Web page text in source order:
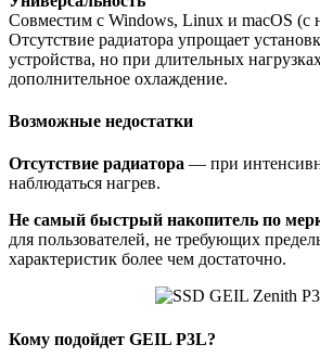
Совместим с Windows, Linux и macOS (с
Отсутствие радиатора упрощает
устройства, но при длительных
дополнительное охлаждение.
Возможные недостатки
Отсутствие радиатора — при
наблюдаться нагрев.
Не самый быстрый накопитель по
для пользователей, не требующих
характеристик более чем достаточно.
Кому подойдет GEIL P3L?